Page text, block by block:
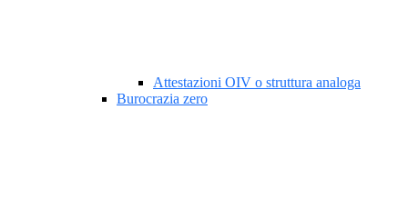
Attestazioni OIV o struttura analoga
Burocrazia zero